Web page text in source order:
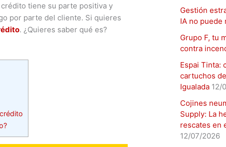
tiene su parte positiva y
por parte del cliente. Si quieres
. ¿Quieres saber qué es?
Gestión
IA no puede
Grupo F, tu
contra
Espai Tinta:
cartuchos
Igualada 12/
Cojines
Supply: La
rescates en
12/07/2026